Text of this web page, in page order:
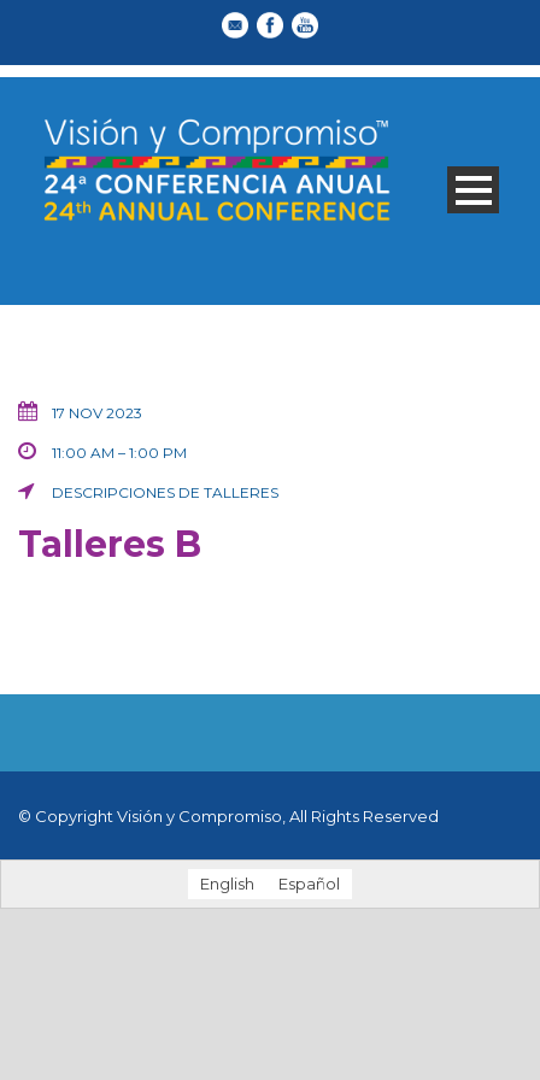
17 NOV 2023
11:00 AM – 1:00 PM
DESCRIPCIONES DE TALLERES
Talleres B
© Copyright Visión y Compromiso, All Rights Reserved
English Español